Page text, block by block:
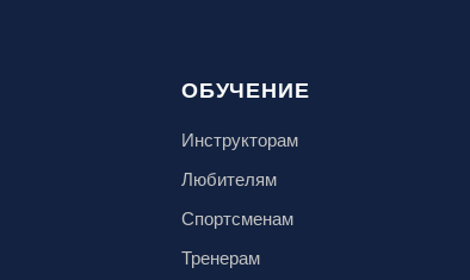
ОБУЧЕНИЕ
Инструкторам
Любителям
Спортсменам
Тренерам